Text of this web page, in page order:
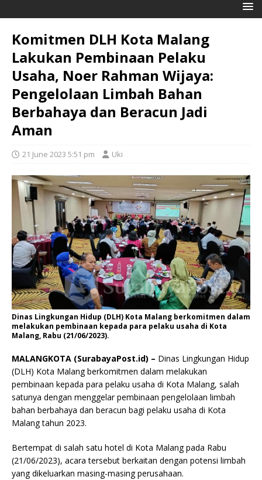
Komitmen DLH Kota Malang
Lakukan Pembinaan Pelaku
Usaha, Noer Rahman Wijaya:
Pengelolaan Limbah Bahan
Berbahaya dan Beracun Jadi
Aman
21 June 2023 5:51 pm Uki
Dinas Lingkungan Hidup (DLH) Kota Malang berkomitmen dalam
melakukan pembinaan kepada para pelaku usaha di Kota
Malang, Rabu (21/06/2023).
MALANGKOTA (SurabayaPost.id) – Dinas Lingkungan Hidup
(DLH) Kota Malang berkomitmen dalam melakukan
pembinaan kepada para pelaku usaha di Kota Malang, salah
satunya dengan menggelar pembinaan pengelolaan limbah
bahan berbahaya dan beracun bagi pelaku usaha di Kota
Malang tahun 2023.
Bertempat di salah satu hotel di Kota Malang pada Rabu
(21/06/2023), acara tersebut berkaitan dengan potensi limbah
yang dikeluarkan masing-masing perusahaan.